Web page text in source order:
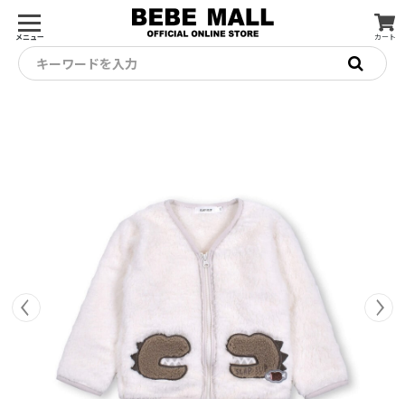
メニュー カート
キーワードを入力